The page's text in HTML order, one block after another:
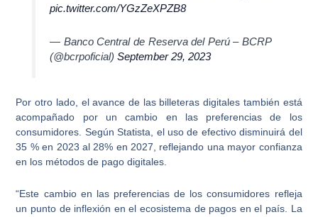
pic.twitter.com/YGzZeXPZB8
— Banco Central de Reserva del Perú – BCRP
(@bcrpoficial)September 29, 2023
Por otro lado, el avance de las billeteras digitales también está
acompañado por uncambio en las preferencias de los
consumidores . Según Statista, el uso de efectivo disminuirá del
35 % en 2023 al 28% en 2027, reflejando una mayor confianza
en los métodos de pago digitales.
“Este cambio en las preferencias de los consumidores refleja
un punto de inflexión en el ecosistema de pagos en el país . La